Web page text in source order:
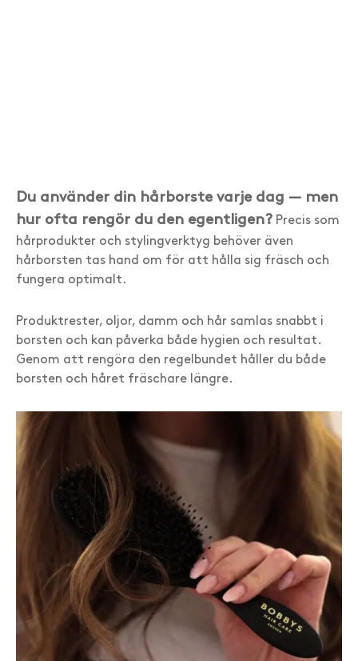
Du använder din hårborste varje dag — men
hur ofta rengör du den egentligen? Precis som
hårprodukter och stylingverktyg behöver även
hårborsten tas hand om för att hålla sig fräsch och
fungera optimalt.
Produktrester, oljor, damm och hår samlas snabbt i
borsten och kan påverka både hygien och resultat.
Genom att rengöra den regelbundet håller du både
borsten och håret fräschare längre.